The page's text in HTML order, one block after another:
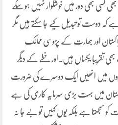
کسی بھی دور میں خوشگوار نہیں ہو سکے
کہ دوست تو تبدیل کیے جا سکتے ہیں مگر
اور بھارت کے پڑوسی ممالک
یکساں ہیں۔اور خطے کے دیگر
میں انھیں ایک دوسرے کی ضرورت
میں بہت بڑی سرمایہ کاری کی ہے
کو سمجھتا ہے بلکہ یوں کہیں تو بے جا نہ